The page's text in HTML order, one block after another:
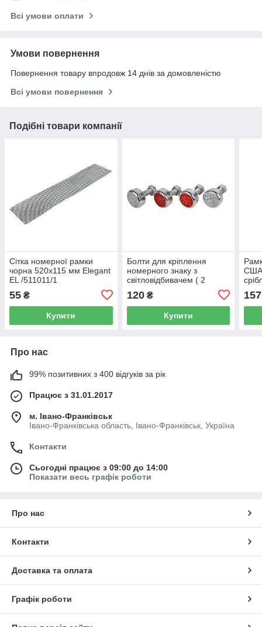
Всі умови оплати
Умови повернення
Повернення товару впродовж 14 днів за домовленістю
Всі умови повернення
Подібні товари компанії
Сітка номерної рамки
чорна 520х115 мм Elegant
EL /511011/1
55 ₴
Купити
Болти для кріплення
номерного знаку з
світловідбивачем ( 2
червоні+2 білі ) Elegant EL
100 565
120₴
Купити
США
157
Про нас
99% позитивних з 400 відгуків за рік
Працює з 31.01.2017
м. Івано-Франківськ
Івано-Франківська область, Івано-Франківськ, Україна
Контакти
Сьогодні працює з 09:00 до 14:00
Показати весь графік роботи
Про нас
Контакти
Доставка та оплата
Графік роботи